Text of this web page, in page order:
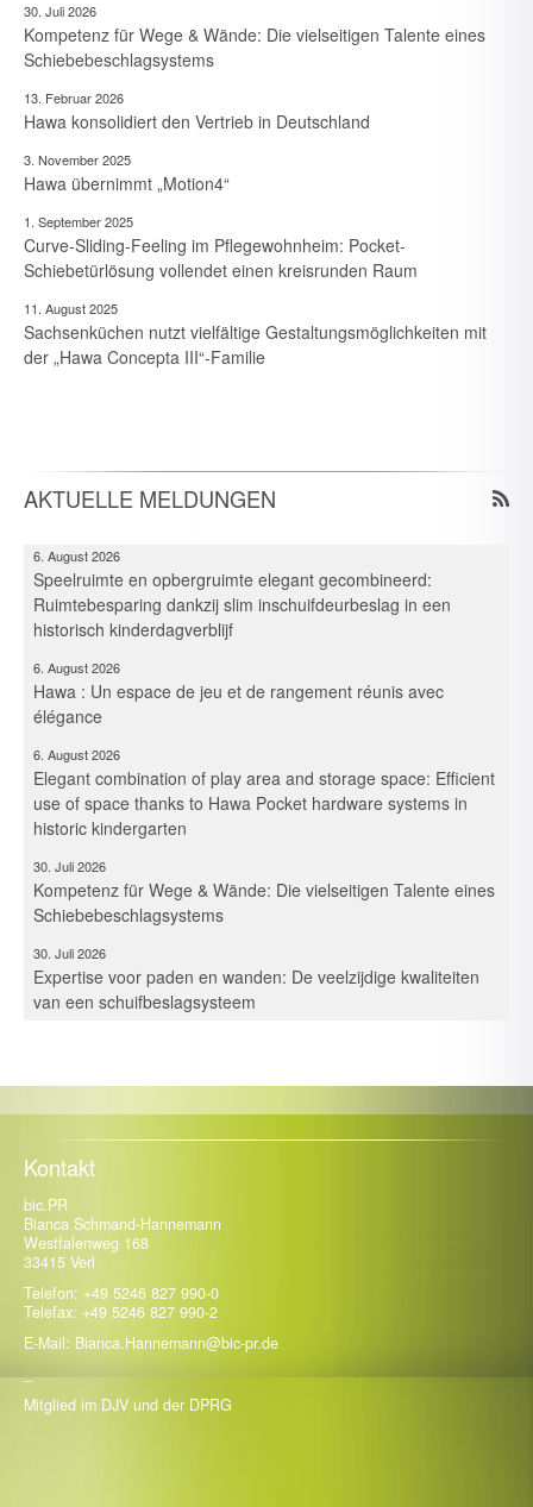
30. Juli 2026
Kompetenz für Wege & Wände: Die vielseitigen Talente eines
Schiebebeschlagsystems
13. Februar 2026
Hawa konsolidiert den Vertrieb in Deutschland
3. November 2025
Hawa übernimmt „Motion4“
1. September 2025
Curve-Sliding-Feeling im Pflegewohnheim: Pocket-
Schiebetürlösung vollendet einen kreisrunden Raum
11. August 2025
Sachsenküchen nutzt vielfältige Gestaltungsmöglichkeiten mit
der „Hawa Concepta III“-Familie
AKTUELLE MELDUNGEN
6. August 2026
Spielraum & Stauraum elegant vereint: Platzeffizienz dank
dello spazio in un asilo storico grazie ai sistemi di guarnitura
Pocket
Speelruimte en opbergruimte elegant gecombineerd:
Ruimtebesparing dankzij slim inschuifdeurbeslag in een
historisch kinderdagverblijf
Hawa : Un espace de jeu et de rangement réunis avec
élégance
Elegant combination of play area and storage space: Efficient
use of space thanks to Hawa Pocket hardware systems in
historic kindergarten
Kompetenz für Wege & Wände: Die vielseitigen Talente eines
Schiebebeschlagsystems
Expertise voor paden en wanden: De veelzijdige kwaliteiten
van een schuifbeslagsysteem
intensiviert mit Neuzugängen die Beratung
13. Juli 2026
Vom Kochplatz zum Gesundheitscoach: Ein Start-up fordert
die Küchenindustrie heraus
Kontakt
bic.PR
Bianca Schmand-Hannemann
Westfalenweg 168
33415 Verl
Telefon: +49 5246 827 990-0
Telefax: +49 5246 827 990-2
E-Mail: Bianca.Hannemann@bic-pr.de
Mitglied im DJV und der DPRG